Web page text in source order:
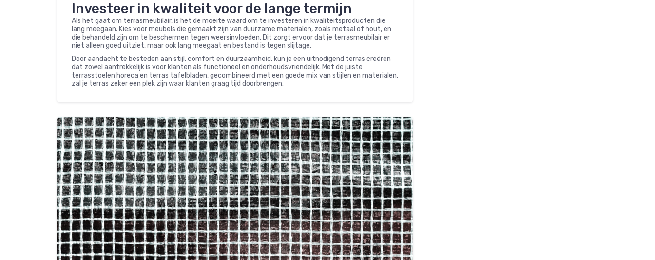
Investeer in kwaliteit voor de lange termijn
Als het gaat om terrasmeubilair, is het de moeite waard om te investeren in kwaliteitsproducten die
lang meegaan. Kies voor meubels die gemaakt zijn van duurzame materialen, zoals metaal of hout, en
die behandeld zijn om te beschermen tegen weersinvloeden. Dit zorgt ervoor dat je terrasmeubilair er
niet alleen goed uitziet, maar ook lang meegaat en bestand is tegen slijtage.
Door aandacht te besteden aan stijl, comfort en duurzaamheid, kun je een uitnodigend terras creëren
dat zowel aantrekkelijk is voor klanten als functioneel en onderhoudsvriendelijk. Met de juiste
terrasstoelen horeca en terras tafelbladen, gecombineerd met een goede mix van stijlen en materialen,
zal je terras zeker een plek zijn waar klanten graag tijd doorbrengen.